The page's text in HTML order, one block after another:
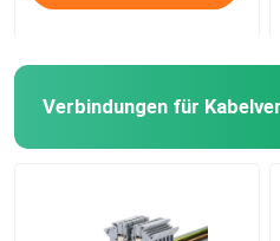
wasserdichter
Verbindungen für